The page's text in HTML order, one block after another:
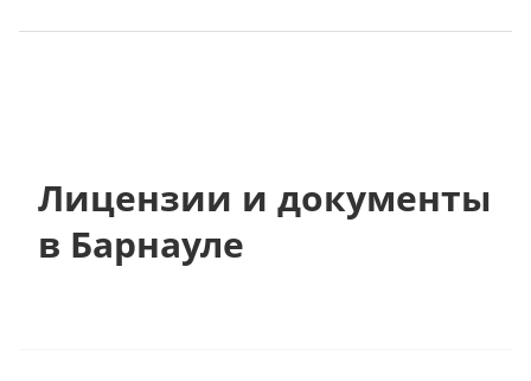
Лицензии и документы
в Барнауле